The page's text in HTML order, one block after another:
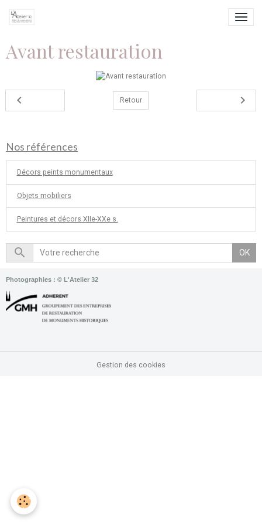
Avant restauration
Retour
Nos références
Décors peints monumentaux
Objets mobiliers
Peintures et décors XIIe-XXe s.
OK
Photographies : © L'Atelier 32
Gestion des cookies